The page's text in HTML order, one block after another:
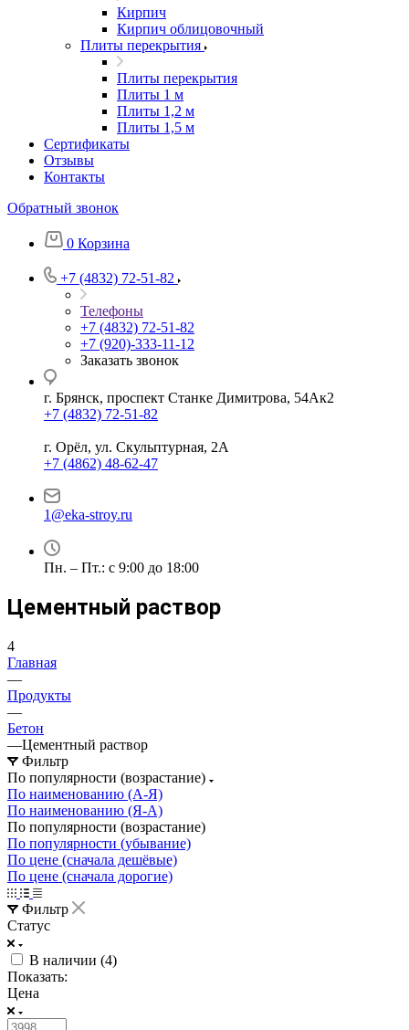
Кирпич
Кирпич облицовочный
Плиты перекрытия
Плиты перекрытия
Плиты 1 м
Плиты 1,2 м
Плиты 1,5 м
Сертификаты
Отзывы
Контакты
Обратный звонок
0 Корзина
+7 (4832) 72-51-82
Телефоны
+7 (4832) 72-51-82
+7 (920)-333-11-12
Заказать звонок
г. Брянск, проспект Станке Димитрова, 54Ак2
+7 (4832) 72-51-82
г. Орёл, ул. Скульптурная, 2А
+7 (4862) 48-62-47
1@eka-stroy.ru
Пн. – Пт.: с 9:00 до 18:00
Цементный раствор
4
Главная
—
Продукты
—
Бетон
—Цементный раствор
Фильтр
По популярности (возрастание)
По наименованию (А-Я)
По наименованию (Я-А)
По популярности (возрастание)
По популярности (убывание)
По цене (сначала дешёвые)
По цене (сначала дорогие)
Фильтр
Статус
В наличии (4)
Показать:
Цена